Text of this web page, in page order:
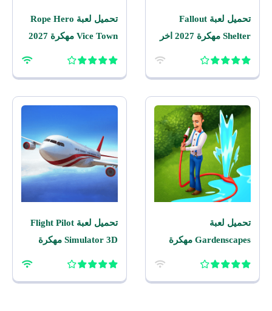
تحميل لعبة Fallout
Shelter مهكرة 2027 اخر
تحميل لعبة Rope Hero
Vice Town مهكرة 2027
تحميل لعبة
Gardenscapes مهكرة
تحميل لعبة Flight Pilot
Simulator 3D مهكرة